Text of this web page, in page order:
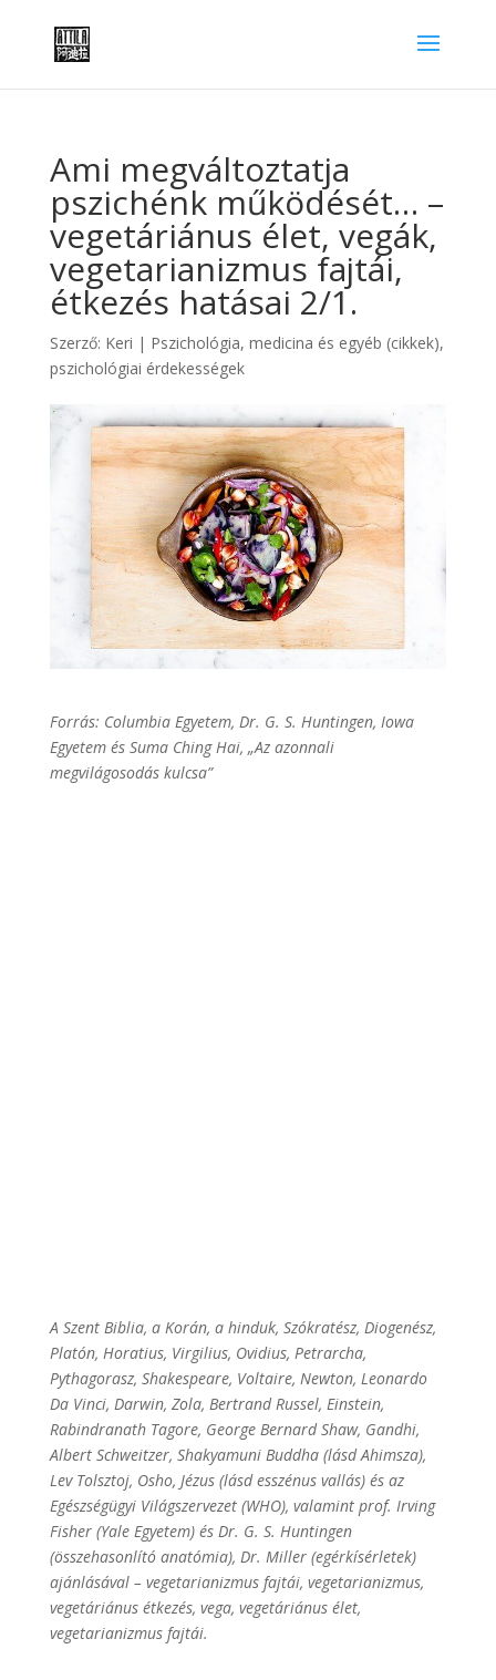
Ami megváltoztatja
pszichénk működését… –
vegetáriánus élet, vegák,
vegetarianizmus fajtái,
étkezés hatásai 2/1.
Szerző: Keri | Pszichológia, medicina és egyéb (cikkek),
pszichológiai érdekességek
Forrás: Columbia Egyetem, Dr. G. S. Huntingen, Iowa
Egyetem és Suma Ching Hai, „Az azonnali
megvilágosodás kulcsa”
A Szent Biblia, a Korán, a hinduk, Szókratész, Diogenész,
Platón, Horatius, Virgilius, Ovidius, Petrarcha,
Pythagorasz, Shakespeare, Voltaire, Newton, Leonardo
Da Vinci, Darwin, Zola, Bertrand Russel, Einstein,
Rabindranath Tagore, George Bernard Shaw, Gandhi,
Albert Schweitzer, Shakyamuni Buddha (lásd Ahimsza),
Lev Tolsztoj, Osho, Jézus (lásd esszénus vallás) és az
Egészségügyi Világszervezet (WHO), valamint prof. Irving
Fisher (Yale Egyetem) és Dr. G. S. Huntingen
(összehasonlító anatómia), Dr. Miller (egérkísérletek)
ajánlásával – vegetarianizmus fajtái, vegetarianizmus,
vegetáriánus étkezés, vega, vegetáriánus élet,
vegetarianizmus fajtái.